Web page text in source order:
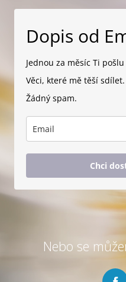
Dopis od
Jednou za měsíc Ti
Věci, které mě těší sdílet.
Žádný spam.
Chci
Nebo se